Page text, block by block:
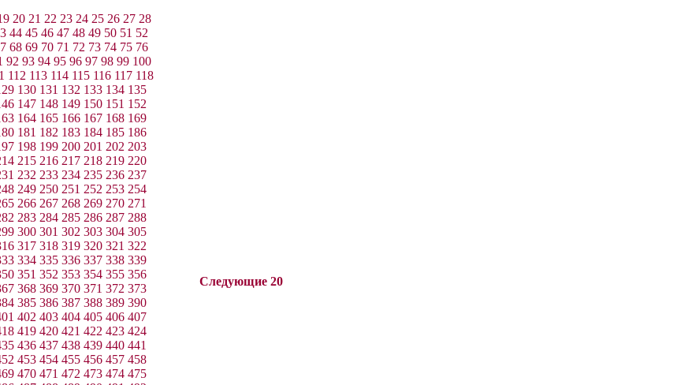
20 21 22 23 24 25 26 27 28
44 45 46 47 48 49 50 51 52
68 69 70 71 72 73 74 75 76
92 93 94 95 96 97 98 99 100
112 113 114 115 116 117 118
130 131 132 133 134 135
147 148 149 150 151 152
164 165 166 167 168 169
181 182 183 184 185 186
198 199 200 201 202 203
215 216 217 218 219 220
232 233 234 235 236 237
249 250 251 252 253 254
266 267 268 269 270 271
283 284 285 286 287 288
300 301 302 303 304 305
317 318 319 320 321 322
334 335 336 337 338 339
351 352 353 354 355 356
368 369 370 371 372 373
385 386 387 388 389 390
402 403 404 405 406 407
419 420 421 422 423 424
436 437 438 439 440 441
453 454 455 456 457 458
470 471 472 473 474 475
Следующие 20